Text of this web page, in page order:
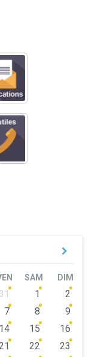
SAM DIM
31 1
2
7 8
9
14 15
16
22
23